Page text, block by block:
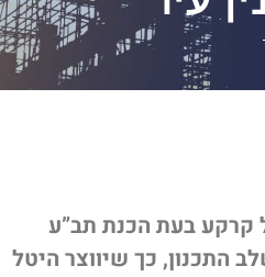
קרקע בעת הכנת תב”ע
התכנון, כך שיווצר היטל